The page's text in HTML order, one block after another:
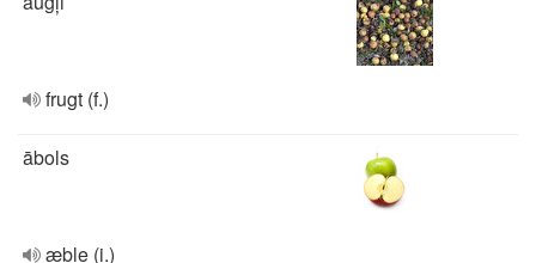
frugt (f.)
ābols
æble (i.)